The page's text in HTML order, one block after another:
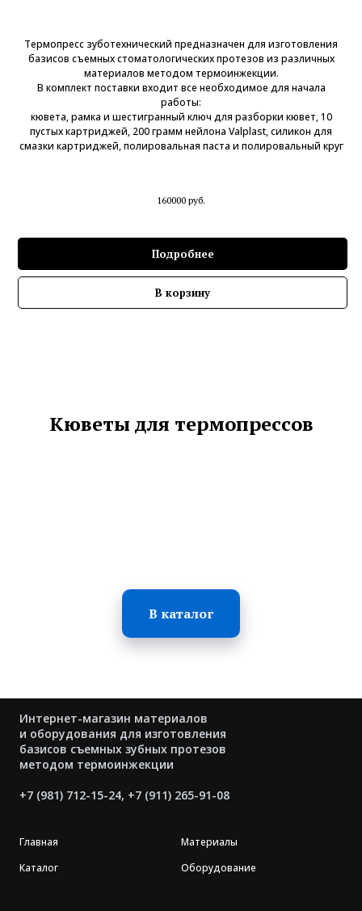
Термопресс зуботехнический предназначен для изготовления
базисов съемных стоматологических протезов из различных
материалов методом термоинжекции.
В комплект поставки входит все необходимое для начала
работы:
кювета, рамка и шестигранный ключ для разборки кювет, 10
пустых картриджей, 200 грамм нейлона Valplast, силикон для
смазки картриджей, полировальная паста и полировальный круг
160000 руб.
Подробнее
В корзину
Кюветы для термопрессов
В каталог
Интернет-магазин материалов
и оборудования для изготовления
базисов съемных зубных протезов
методом термоинжекции
+7 (981) 712-15-24, +7 (911) 265-91-08
Главная
Каталог
Материалы
Оборудование